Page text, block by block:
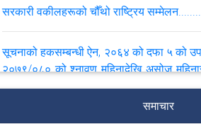
सरकारी वकीलहरूको चौँथो राष्ट्रिय
सूचनाको हकसम्बन्धी ऐन, २०६४ को दफा ५ को
२०७९/०८० को श्नावण महिनादेखि असोज
विवरण
सूचनाको हकसम्बन्धी ऐन, २०६४ को दफा ५ को
समाचार